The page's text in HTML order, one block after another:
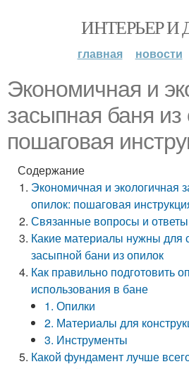
ИНТЕРЬЕР И
главная новости
Экономичная и
засыпная баня из
пошаговая
Содержание
Экономичная и экологичная
опилок: пошаговая
Связанные вопросы и ответы
Какие материалы нужны для
засыпной бани из опилок
Как правильно подготовить
использования в бане
1. Опилки
2. Материалы для
3. Инструменты
Какой фундамент лучше